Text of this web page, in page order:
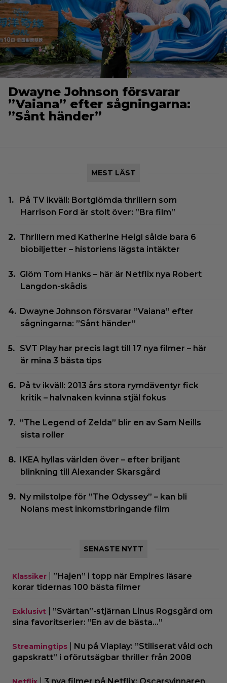
Dwayne Johnson försvarar
”Vaiana” efter sågningarna:
”Sånt händer”
MEST LÄST
På TV ikväll: Bortglömda thrillern som
Harrison Ford är stolt över: ”Bra film”
Thrillern med Katherine Heigl sålde bara 6
biobiljetter – historiens lägsta intäkter
Glöm Tom Hanks – här är Netflix nya Robert
Langdon-skådis
Dwayne Johnson försvarar ”Vaiana” efter
sågningarna: ”Sånt händer”
SVT Play har precis lagt till 17 nya filmer – här
är mina 3 bästa tips
På tv ikväll: 2013 års stora rymdäventyr fick
kritik – halvnaken kvinna stjäl fokus
”The Legend of Zelda” blir en av Sam Neills
sista roller
IKEA hyllas världen över – efter briljant
blinkning till Alexander Skarsgård
Ny milstolpe för ”The Odyssey” – kan bli
Nolans mest inkomstbringande film
SENASTE NYTT
Klassiker
”Hajen” i topp när Empires läsare
korar tidernas 100 bästa filmer
Exklusivt
”Svärtan”-stjärnan Linus Rogsgård om
sina favoritserier: ”En av de bästa…”
Streamingtips
Nu på Viaplay: ”Stiliserat våld och
gapskratt” i oförutsägbar thriller från 2008